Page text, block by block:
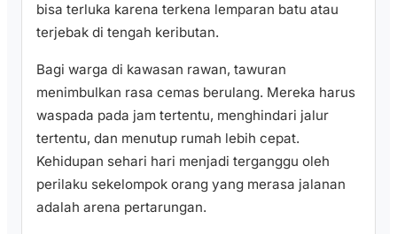
bisa terluka karena terkena lemparan batu atau
terjebak di tengah keributan.
Bagi warga di kawasan rawan, tawuran
menimbulkan rasa cemas berulang. Mereka harus
waspada pada jam tertentu, menghindari jalur
tertentu, dan menutup rumah lebih cepat.
Kehidupan sehari hari menjadi terganggu oleh
perilaku sekelompok orang yang merasa jalanan
adalah arena pertarungan.